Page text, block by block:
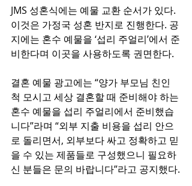
JMS 성혼식에는 예물 교환 순서가 있다.
이것은 가정국 성혼 반지로 진행한다. 공
지에는 혼수 예물을 ‘섭리 주얼리’에서 준
비한다며 이곳을 사용하도록 권면한다.
결혼 예물 광고에는 “양가 부모님 친인
척 모시고 세상 결혼할 때 준비해야 하는
혼수 예물을 섭리 주얼리에서 준비했습
니다”라며 “외부 지출 비용을 섭리 안으
로 돌리면서, 외부보다 싸고 정확하고 믿
을 수 있는 제품들로 구성했으니 필요하
신 분들은 문의 바랍니다”라고 공지했다.